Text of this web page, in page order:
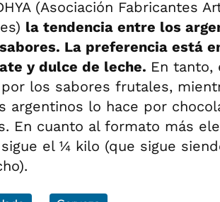
(Asociación Fabricantes
la tendencia entre los
La preferencia está
y dulce de leche. En tanto,
los sabores frutales,
argentinos lo hace por
En cuanto al formato más
el ¼ kilo (que sigue